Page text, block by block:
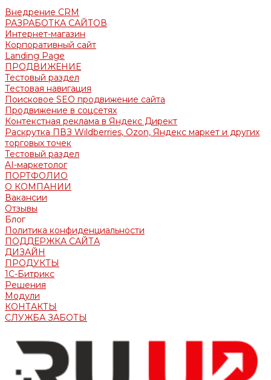
Внедрение CRM
РАЗРАБОТКА САЙТОВ
Интернет-магазин
Корпоративный сайт
Landing Page
ПРОДВИЖЕНИЕ
Тестовый раздел
Тестовая навигация
Поисковое SEO продвижение сайта
Продвижение в соцсетях
Контекстная реклама в Яндекс Директ
Раскрутка ПВЗ Wildberries, Ozon, Яндекс маркет и других
торговых точек
Тестовый раздел
AI-маркетолог
ПОРТФОЛИО
О КОМПАНИИ
Вакансии
Отзывы
Блог
Политика конфиденциальности
ПОДДЕРЖКА САЙТА
ДИЗАЙН
ПРОДУКТЫ
1С-Битрикс
Решения
Модули
КОНТАКТЫ
СЛУЖБА ЗАБОТЫ